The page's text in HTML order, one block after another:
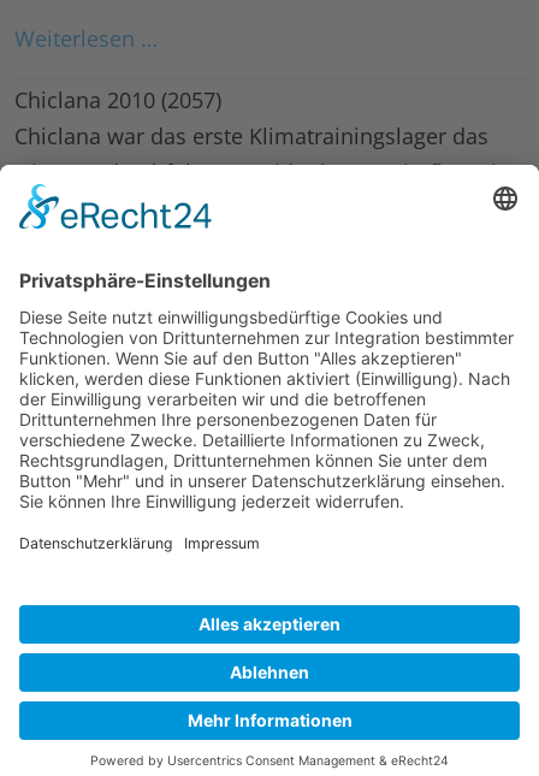
Weiterlesen …
Chiclana 2010 (2057)
Chiclana war das erste Klimatrainingslager das
wir 2010 durchführten. Leider hatten Sintflutartige
Regenfälle die...
Die Leipzig - Marathon Story(2609)
Es begann 2008. Als ich mich mit Carina Schipp
darauf einigte in Zukunft den ganz langen
Kanten...
Weiterlesen …
Datenschutzerklärung
Copyright © 2024 - He Sports - Frank Hennig -
www.he-sports.de. Alle Rechte vorbehalten.
Design & Layout:Mc Add®